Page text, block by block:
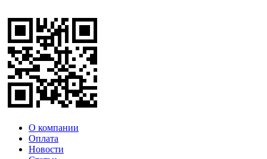
О компании
Оплата
Новости